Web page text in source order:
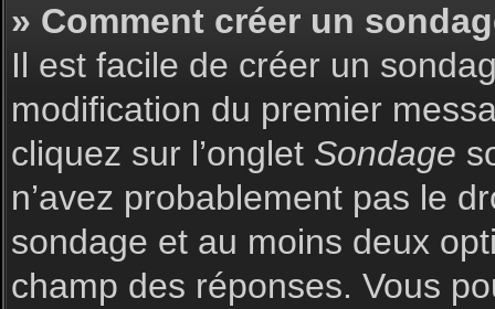
» Comment créer un
Il est facile de créer un
modification du premier
cliquez sur l’onglet Sondage
n’avez probablement pas le
sondage et au moins deux
champ des réponses. Vous